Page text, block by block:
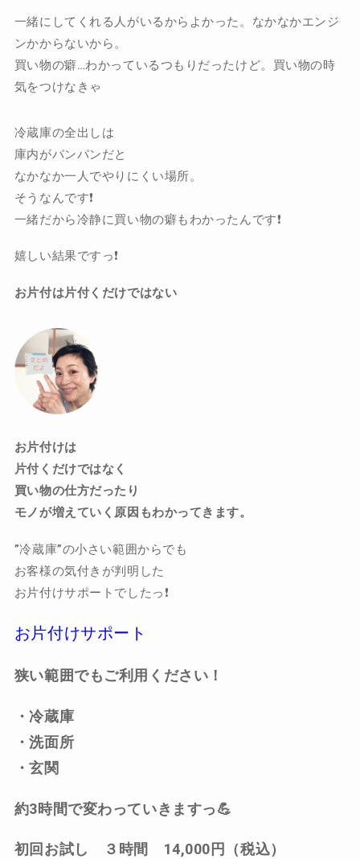
一緒にしてくれる人がいるからよかった。なかなかエンジ
ンかからないから。
買い物の癖…わかっているつもりだったけど。買い物の時
気をつけなきゃ
冷蔵庫の全出しは
庫内がパンパンだと
なかなか一人でやりにくい場所。
そうなんです❗️
一緒だから冷静に買い物の癖もわかったんです❗️
嬉しい結果ですっ❗️
お片付は片付くだけではない
お片付けは
片付くだけではなく
買い物の仕方だったり
モノが増えていく原因もわかってきます。
”冷蔵庫”の小さい範囲からでも
お客様の気付きが判明した
お片付けサポートでしたっ❗️
お片付けサポート
狭い範囲でもご利用ください！
・冷蔵庫
・洗面所
・玄関
約3時間で変わっていきますっ💪
初回お試し ３時間 14,000円（税込）